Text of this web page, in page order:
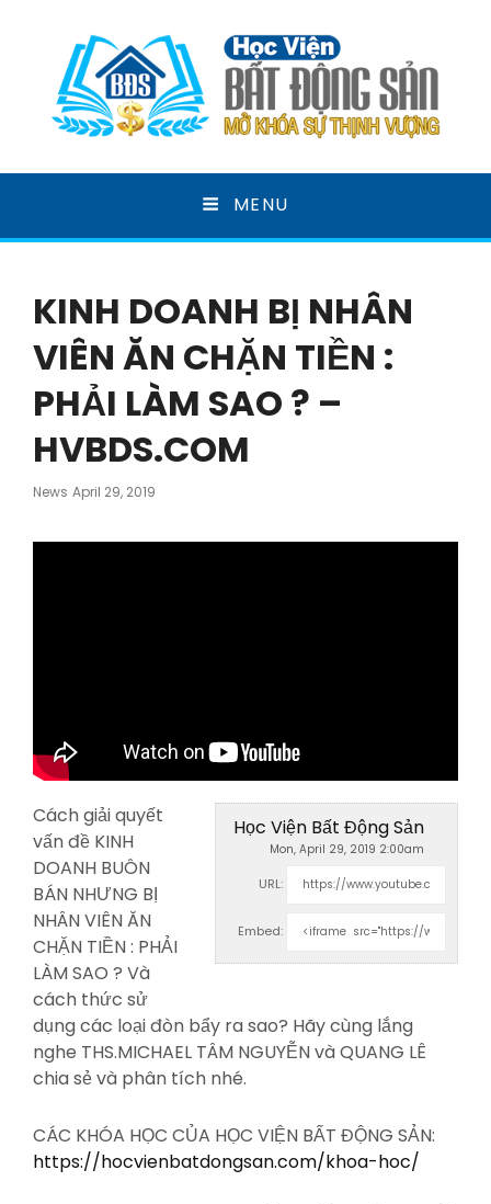
HỌC VIỆN BẤT ĐỘNG
SẢN
MENU
KINH DOANH BỊ NHÂN
VIÊN ĂN CHẶN TIỀN :
PHẢI LÀM SAO ? –
HVBDS.COM
News Posted
April 29, 2019
Học Viện Bất Động Sản
Mon, April 29, 2019 2:00am
URL:
Embed:
Cách giải quyết
vấn đề KINH
DOANH BUÔN
BÁN NHƯNG BỊ
NHÂN VIÊN ĂN
CHẶN TIỀN : PHẢI
LÀM SAO ? Và
cách thức sử
dụng các loại đòn bẩy ra sao? Hãy cùng lắng
nghe THS.MICHAEL TÂM NGUYỄN và QUANG LÊ
chia sẻ và phân tích nhé.
CÁC KHÓA HỌC CỦA HỌC VIỆN BẤT ĐỘNG SẢN:
https://hocvienbatdongsan.com/khoa-hoc/